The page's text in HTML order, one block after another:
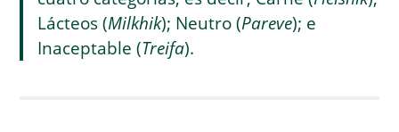
Lácteos (Milkhik); Neutro (Pareve); e
Inaceptable (Treifa).